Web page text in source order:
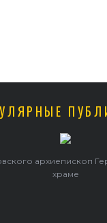
архиепископ
храме